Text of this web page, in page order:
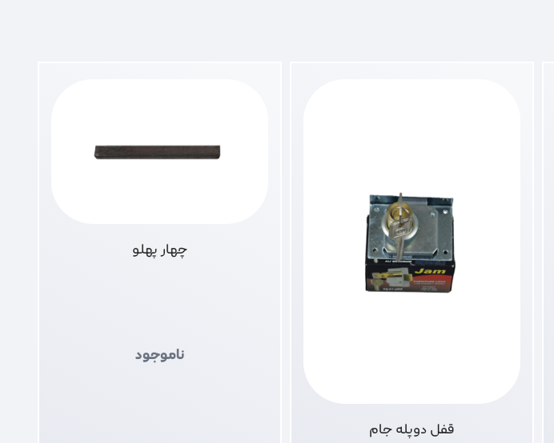
قفل دوپله جام
چهار پهلو
ناموجود